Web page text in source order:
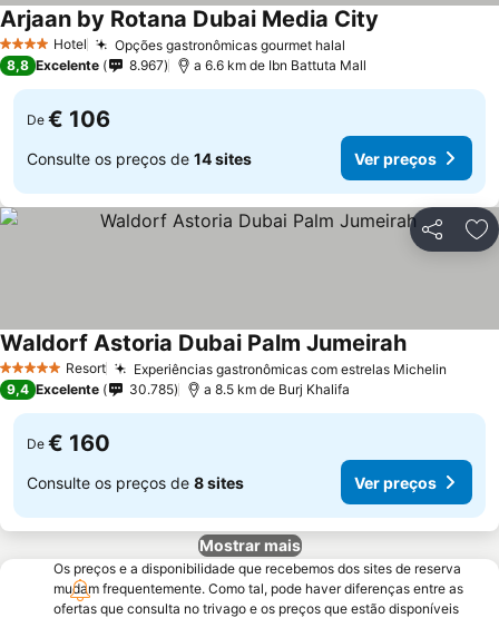
4 EstrelasHotel Opções gastronômicas gourmet halal
Arjaan by Rotana Dubai Media City
8,8 Excelente 8.967 a 6.6 km de Ibn Battuta Mall
De € 106
Consulte os preços de 14 sites Ver preços
Partilhar
5 Estrelas Resort Experiências gastronômicas com estrelas Michelin
Waldorf Astoria Dubai Palm Jumeirah
9,4 Excelente 30.785 a 8.5 km de Burj Khalifa
De € 160
Consulte os preços de 8 sites Ver preços
Mostrar mais
Os preços e a disponibilidade que recebemos dos sites de reserva
mudam frequentemente. Como tal, pode haver diferenças entre as
ofertas que consulta no trivago e os preços que estão disponíveis